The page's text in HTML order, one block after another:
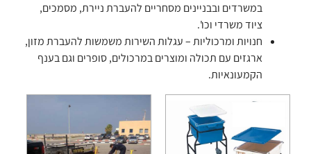
במשרדים ובבניינים מסחריים להעברת ניירת, מסמכים,
ציוד משרדי וכו'.
חנויות ומרכוליות – עגלות השירות משמשות להעברת מזון,
ארגזים עם תכולה ומוצרים במרכולים, סופרים וגם בענף
הקמעונאיות.